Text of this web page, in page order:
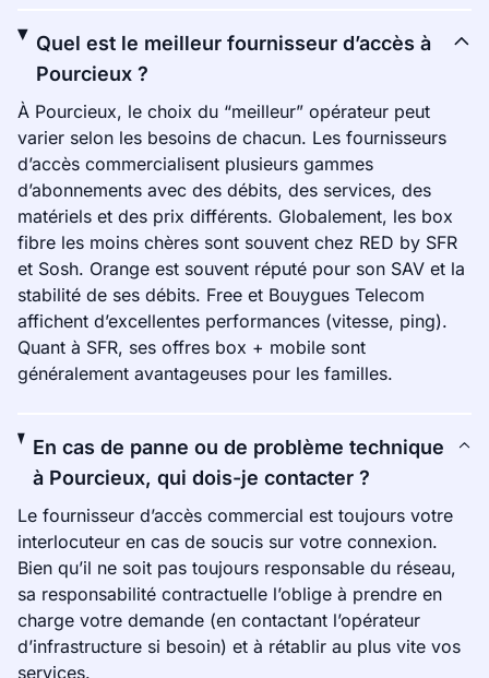
Quel est le meilleur fournisseur d’accès à
Pourcieux ?
À Pourcieux, le choix du “meilleur” opérateur peut
varier selon les besoins de chacun. Les fournisseurs
d’accès commercialisent plusieurs gammes
d’abonnements avec des débits, des services, des
matériels et des prix différents. Globalement, les box
fibre les moins chères sont souvent chez RED by SFR
et Sosh. Orange est souvent réputé pour son SAV et la
stabilité de ses débits. Free et Bouygues Telecom
affichent d’excellentes performances (vitesse, ping).
Quant à SFR, ses offres box + mobile sont
généralement avantageuses pour les familles.
En cas de panne ou de problème technique
à Pourcieux, qui dois-je contacter ?
Le fournisseur d’accès commercial est toujours votre
interlocuteur en cas de soucis sur votre connexion.
Bien qu’il ne soit pas toujours responsable du réseau,
sa responsabilité contractuelle l’oblige à prendre en
charge votre demande (en contactant l’opérateur
d’infrastructure si besoin) et à rétablir au plus vite vos
services.